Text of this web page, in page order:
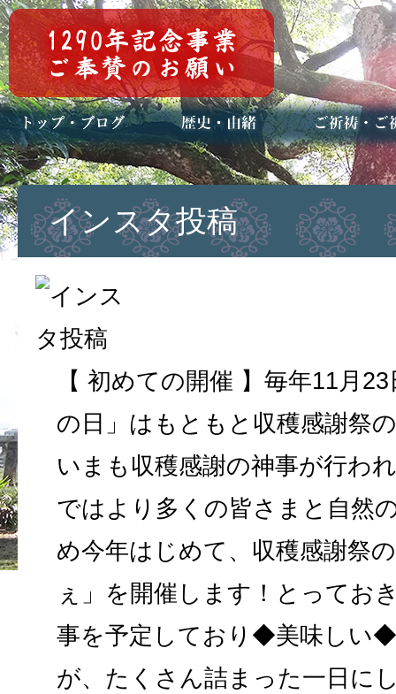
トップページ
ブログ(日々八百万)
お知らせ一覧 歴史・ご祭神
年中行事
メディア掲載 ご祈祷・ご祈
安産祈願
初宮参り
七五三詣
長寿のお祝い
神前結婚式
厄祓い・方位
車のお祓い
地鎮祭
神葬祭（神式
インスタ投稿
【 初めての開催 】毎年11月
の日」はもともと収穫感謝祭
いまも収穫感謝の神事が行わ
ではより多くの皆さまと自然
め今年はじめて、収穫感謝祭
ぇ」を開催します！とってお
事を予定しており◆美味しい
が、たくさん詰まった一日に